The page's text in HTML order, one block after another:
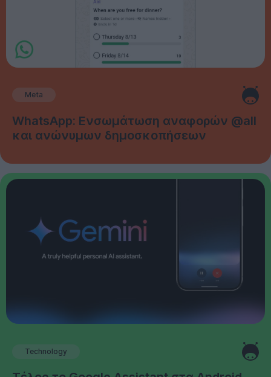
Meta
WhatsApp: Ενσωμάτωση αναφορών @all
και ανώνυμων δημοσκοπήσεων
Technology